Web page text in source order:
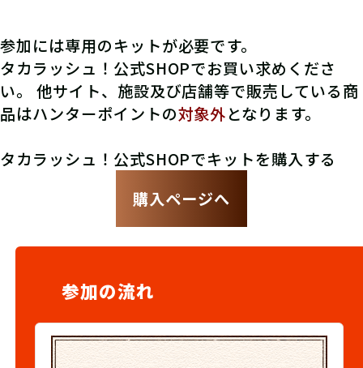
参加には専用のキットが必要です。
タカラッシュ！公式SHOPでお買い求めくださ
い。 他サイト、施設及び店舗等で販売している商
品はハンターポイントの対象外となります。
タカラッシュ！公式SHOPでキットを購入する
購入ページへ
参加の流れ